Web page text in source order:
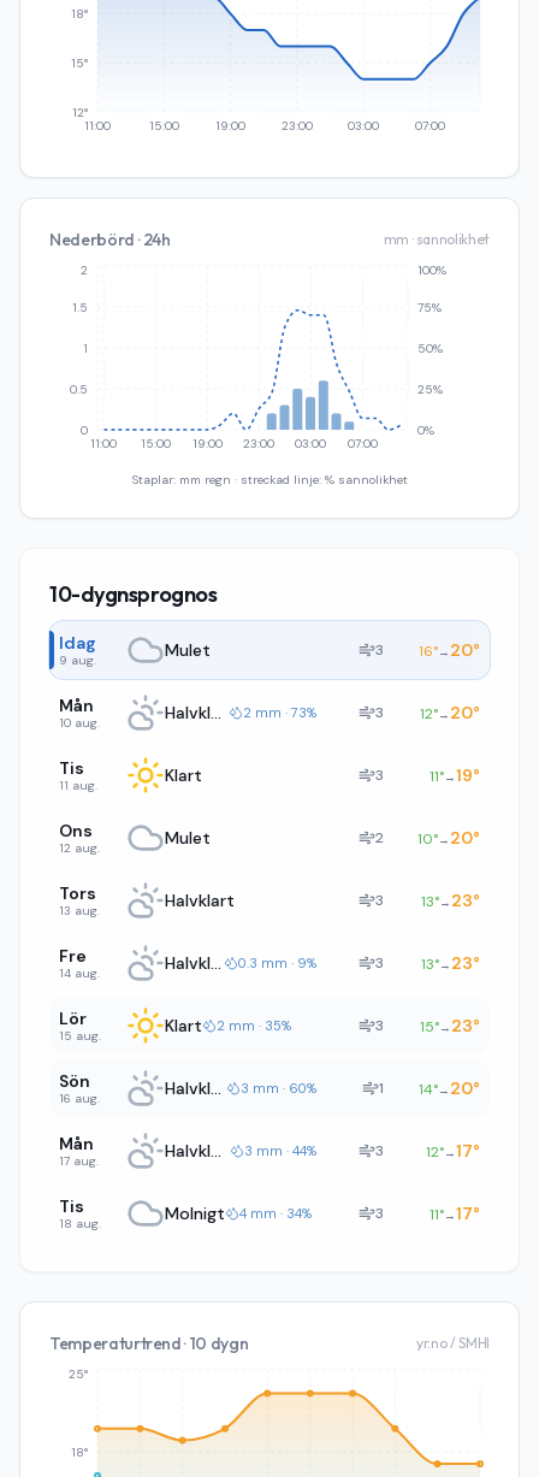
11:00 15:00 19:00 23:00 03:00 07:00
12°
15°
18°
Nederbörd · 24h mm · sannolikhet
11:00 15:00 19:00 23:00 03:00 07:00
0
0.5
1
1.5
2
0%
25%
50%
75%
100%
Staplar: mm regn · streckad linje: % sannolikhet
10-dygnsprognos
Idag
9 aug. Mulet 3 16°→ 20°
Mån
10 aug. Halvklart 2 mm · 73% 3 12°→ 20°
Tis
11 aug. Klart 3 11°→19°
Ons
12 aug. Mulet 2 10°→ 20°
Tors
13 aug. Halvklart 3 13°→ 23°
Fre
14 aug. Halvklart 0.3 mm · 9% 3 13°→ 23°
Lör
15 aug. Klart 2 mm · 35% 3 15°→ 23°
Sön
16 aug. Halvklart 3 mm · 60% 1 14°→ 20°
Mån
17 aug. Halvklart 3 mm · 44% 3 12°→17°
Tis
18 aug. Molnigt 4 mm · 34% 3 11°→17°
Temperaturtrend · 10 dygn yr.no / SMHI
18°
25°